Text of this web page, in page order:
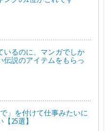
いるのに、マンガでしか
伝説のアイテムをもらっ
」を付けて仕事みたいに
25選】